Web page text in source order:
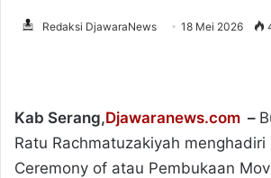
Redaksi DjawaraNews 18 Mei 2026
Kab Serang,Djawaranews.com –
Ratu Rachmatuzakiyah menghadiri
Ceremony of atau Pembukaan